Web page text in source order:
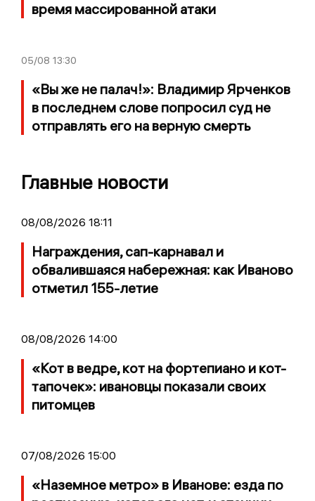
время массированной атаки
05/08 13:30
«Вы же не палач!»: Владимир Ярченков
в последнем слове попросил суд не
отправлять его на верную смерть
Главные новости
08/08/2026 18:11
Награждения, сап-карнавал и
обвалившаяся набережная: как Иваново
отметил 155-летие
08/08/2026 14:00
«Кот в ведре, кот на фортепиано и кот-
тапочек»: ивановцы показали своих
питомцев
07/08/2026 15:00
«Наземное метро» в Иванове: езда по